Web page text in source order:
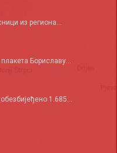
из региона...
Бориславу...
1.685...